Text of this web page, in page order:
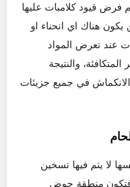
فرض قيود كلامبات عليها
يكون هناك اي انحناء او
عند تعرض المواد
والنتيجة
في جميع جزيئات
لا يتم فيها تسخين
فتكون منطقة حوض